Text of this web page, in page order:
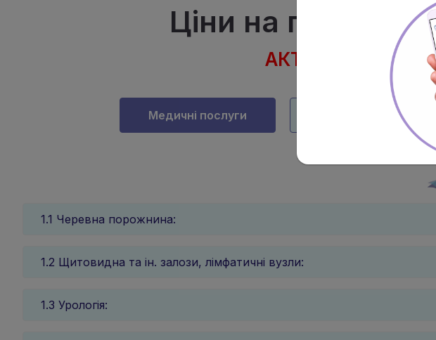
Ціни на послуги
АКТУАЛЬНІСТЬ
Медичні послуги Лабораторні
1.1 Черевна порожнина:
1.2 Щитовидна та ін. залози, лімфатичні вузли:
1.3 Урологія: